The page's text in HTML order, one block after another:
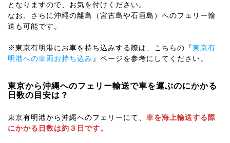
となりますので、お気を付けください。
なお、さらに沖縄の離島（宮古島や石垣島）へのフェリー輸
送も可能です。
※東京有明港にお車を持ち込みする際は、こちらの『東京有
明港への車両お持ち込み』ページを参考にしてください。
東京から沖縄へのフェリー輸送で車を運ぶのにかかる
日数の目安は？
東京有明港から沖縄へのフェリーにて、 車を海上輸送する際
にかかる日数は約３日 です。